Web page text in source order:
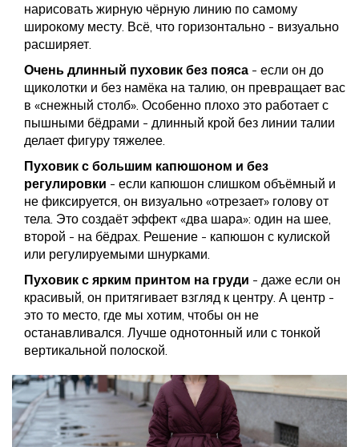
нарисовать жирную чёрную линию по самому
широкому месту. Всё, что горизонтально - визуально
расширяет.
Очень длинный пуховик без пояса - если он до
щиколотки и без намёка на талию, он превращает вас
в «снежный столб». Особенно плохо это работает с
пышными бёдрами - длинный крой без линии талии
делает фигуру тяжелее.
Пуховик с большим капюшоном и без
регулировки - если капюшон слишком объёмный и
не фиксируется, он визуально «отрезает» голову от
тела. Это создаёт эффект «два шара»: один на шее,
второй - на бёдрах. Решение - капюшон с кулиской
или регулируемыми шнурками.
Пуховик с ярким принтом на груди - даже если он
красивый, он притягивает взгляд к центру. А центр -
это то место, где мы хотим, чтобы он не
останавливался. Лучше однотонный или с тонкой
вертикальной полоской.